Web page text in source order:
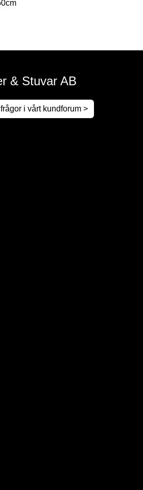
& Stuvar AB
i vårt kundforum >